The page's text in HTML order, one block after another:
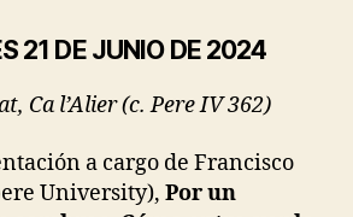
21 DE JUNIO DE 2024
Ca l’Alier (c. Pere IV 362)
a cargo de Francisco
University), Por un